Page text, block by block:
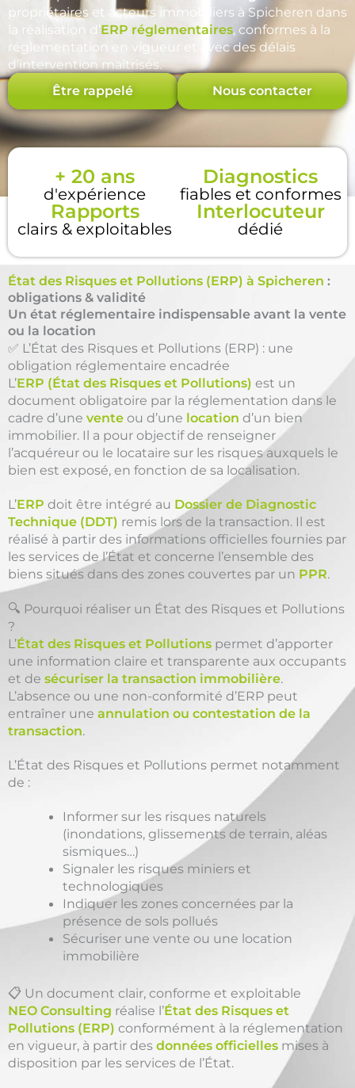
propriétaires et acteurs immobiliers à Spicheren dans
la réalisation d’ERP réglementaires, conformes à la
réglementation en vigueur et avec des délais
d’intervention maîtrisés.
Être rappelé Nous contacter
+ 20 ans
d'expérience
Diagnostics
fiables et conformes
Rapports
clairs & exploitables
Interlocuteur
dédié
État des Risques et Pollutions (ERP) à Spicheren :
obligations & validité
Un état réglementaire indispensable avant la vente
ou la location
✅ L’État des Risques et Pollutions (ERP) : une
obligation réglementaire encadrée
L’ERP (État des Risques et Pollutions) est un
document obligatoire par la réglementation dans le
cadre d’une vente ou d’une location d’un bien
immobilier. Il a pour objectif de renseigner
l’acquéreur ou le locataire sur les risques auxquels le
bien est exposé, en fonction de sa localisation.
L’ERP doit être intégré au Dossier de Diagnostic
Technique (DDT) remis lors de la transaction. Il est
réalisé à partir des informations officielles fournies par
les services de l’État et concerne l’ensemble des
biens situés dans des zones couvertes par un PPR.
🔍 Pourquoi réaliser un État des Risques et Pollutions
?
L’État des Risques et Pollutions permet d’apporter
une information claire et transparente aux occupants
et de sécuriser la transaction immobilière.
L’absence ou une non-conformité d’ERP peut
entraîner une annulation ou contestation de la
transaction.
L’État des Risques et Pollutions permet notamment
de :
Informer sur les risques naturels
(inondations, glissements de terrain, aléas
sismiques…)
Signaler les risques miniers et
technologiques
Indiquer les zones concernées par la
présence de sols pollués
Sécuriser une vente ou une location
immobilière
📋 Un document clair, conforme et exploitable
NEO Consulting réalise l’État des Risques et
Pollutions (ERP) conformément à la réglementation
en vigueur, à partir des données officielles mises à
disposition par les services de l’État.